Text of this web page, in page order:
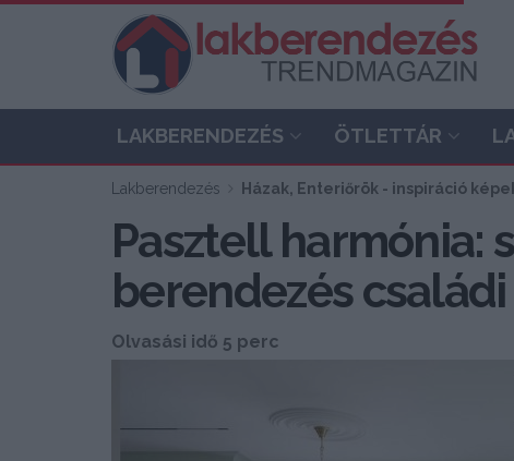
LAKBERENDEZÉS ÖTLETTÁR
Lakberendezés Házak, Enteriőrök - inspiráció
Pasztell harmónia:
berendezés
Olvasási idő 5 perc